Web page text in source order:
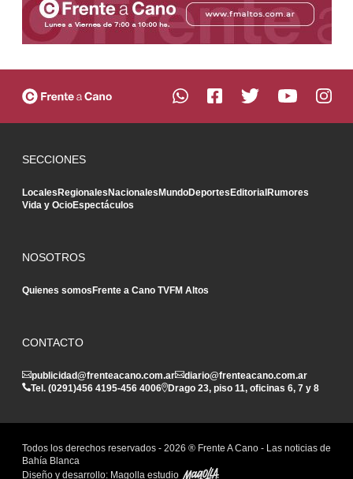
SECCIONES
LocalesRegionalesNacionalesMundoDeportesEditorialRumores
Vida y OcioEspectáculos
NOSOTROS
Quienes somosFrente a Cano TVFM Altos
CONTACTO
publicidad@frenteacano.com.ar
diario@frenteacano.com.ar
Tel. (0291)456 4195-456 4006 Drago 23, piso 11, oficinas 6, 7 y 8
Todos los derechos reservados - 2026 ® Frente A Cano - Las noticias de
Bahía Blanca
Diseño y desarrollo: Magolla estudio